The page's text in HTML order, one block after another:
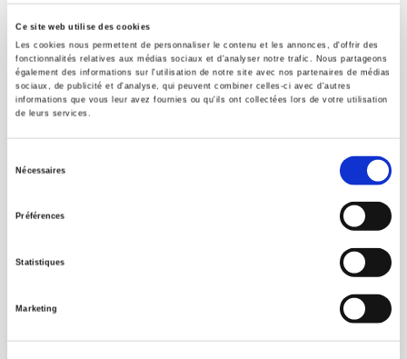
Ce site web utilise des cookies
Les cookies nous permettent de personnaliser le contenu et les annonces, d'offrir des
fonctionnalités relatives aux médias sociaux et d'analyser notre trafic. Nous partageons
également des informations sur l'utilisation de notre site avec nos partenaires de médias
sociaux, de publicité et d'analyse, qui peuvent combiner celles-ci avec d'autres
informations que vous leur avez fournies ou qu'ils ont collectées lors de votre utilisation
de leurs services.
Nécessaires
Préférences
Statistiques
Marketing
Presses de Sciences Po participent depuis leur création en 1976
à la transmission des savoirs et des idées
CONTACTS
FOREIGN RIGHTS
POUR LES LIBRAIRES
CONDITIONS GÉNÉRALES
À paraître